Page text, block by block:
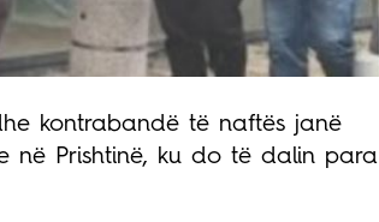
kontrabandë të naftës janë
në Prishtinë, ku do të dalin para